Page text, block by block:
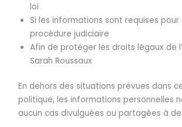
loi
Si les informations sont requises
procédure judiciaire
Afin de protéger les droits légaux de
Sarah Roussaux
En dehors des situations prévues dans
politique, les informations personnelles
aucun cas divulguées ou partagées à